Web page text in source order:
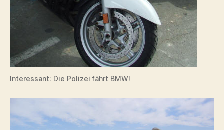
Interessant: Die Polizei fährt BMW!